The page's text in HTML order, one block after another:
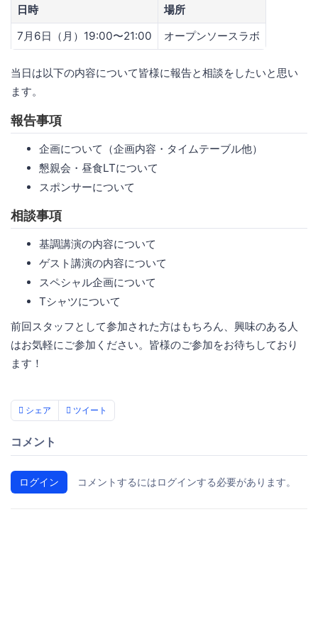
日時
場所
7月6日（月）19:00〜21:00
オープンソースラボ
当日は以下の内容について皆様に報告と相談をしたいと思い
ます。
報告事項
企画について（企画内容・タイムテーブル他）
懇親会・昼食LTについて
スポンサーについて
相談事項
基調講演の内容について
ゲスト講演の内容について
スペシャル企画について
Tシャツについて
前回スタッフとして参加された方はもちろん、興味のある人
はお気軽にご参加ください。皆様のご参加をお待ちしており
ます！
シェア ツイート
コメント
ログイン コメントするにはログインする必要があります。